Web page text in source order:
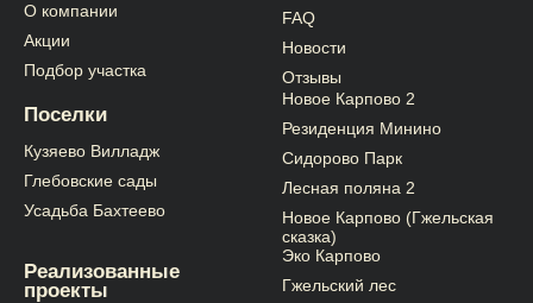
О компании
Акции
Подбор участка
FAQ
Новости
Отзывы
Поселки
Кузяево Вилладж
Глебовские сады
Усадьба Бахтеево
Новое Карпово 2
Резиденция Минино
Сидорово Парк
Лесная поляна 2
Новое Карпово (Гжельская
сказка)
Реализованные
проекты
Эко Карпово
Гжельский лес